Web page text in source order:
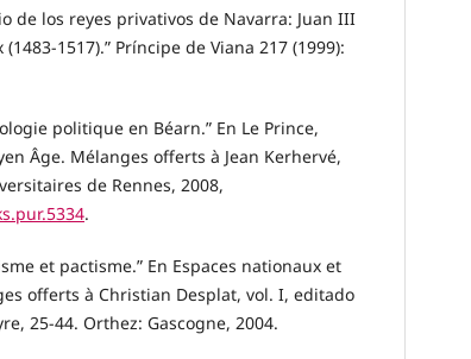
de los reyes privativos de Navarra: Juan III
1517).” Príncipe de Viana 217 (1999):
politique en Béarn.” En Le Prince,
Âge. Mélanges offerts à Jean Kerhervé,
de Rennes, 2008,
.
et pactisme.” En Espaces nationaux et
offerts à Christian Desplat, vol. I, editado
25-44. Orthez: Gascogne, 2004.